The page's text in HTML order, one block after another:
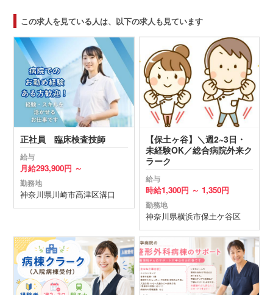
この求人を見ている人は、以下の求人も見ています
正社員 臨床検査技師
給与
月給293,900円 ～
勤務地
神奈川県川崎市高津区溝口
【保土ヶ谷】＼週2~3日・
未経験OK／総合病院外来ク
ラーク
給与
時給1,300円 ～ 1,350円
勤務地
神奈川県横浜市保土ケ谷区